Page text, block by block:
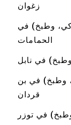
زغوان
كي، وطبخ) في
الحمامات
في نابل
وطبخ) في بن
قردان
في توزر